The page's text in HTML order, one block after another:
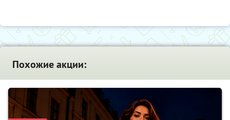
Похожие акции: